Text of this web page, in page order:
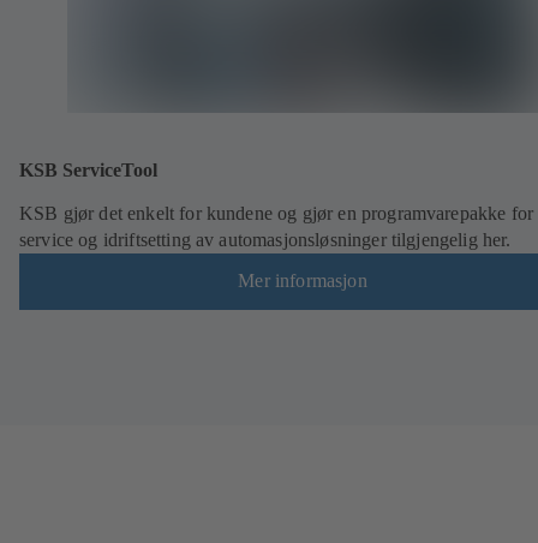
KSB ServiceTool
KSB gjør det enkelt for kundene og gjør en programvarepakke for
service og idriftsetting av automasjonsløsninger tilgjengelig her.
Mer informasjon